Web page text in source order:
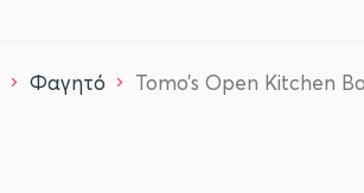
Φαγητό Tomo’s Open Kitchen